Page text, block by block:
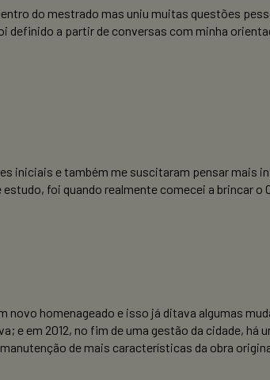
do mestrado mas uniu muitas questões
a partir de conversas com minha
iniciais e também me suscitaram pensar mais
foi quando realmente comecei a brincar o
novo homenageado e isso já ditava algumas
e em 2012, no fim de uma gestão da cidade,
de mais características da obra